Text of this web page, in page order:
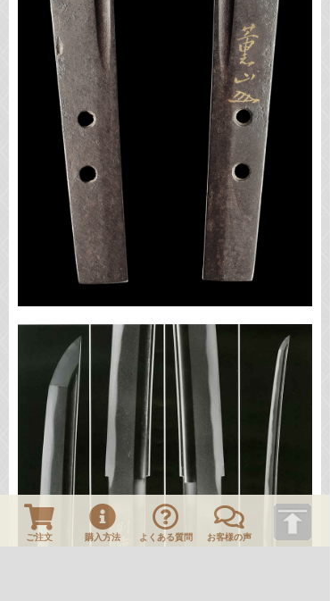
ご注文 購入方法 よくある質問 お客様の声